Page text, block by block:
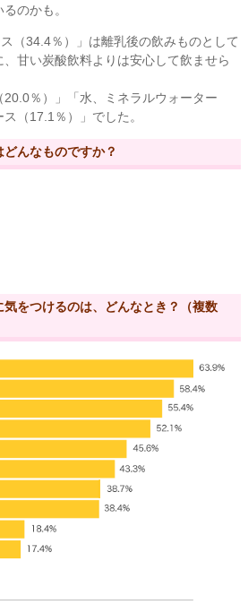
のかも。
（34.4％）」は離乳後の飲みものとして
甘い炭酸飲料よりは安心して飲ませら
％）」「水、ミネラルウォーター
（17.1％）」でした。
んなものですか？
気をつけるのは、どんなとき？（複数